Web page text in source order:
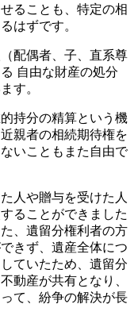
ることも、特定の相
はずです。
配偶者、子、直系尊
自由な財産の処分
す。
持分の精算という機
親者の相続期待権を
いこともまた自由で
人や贈与を受けた人
ることができました
、遺留分権利者の方
きず、遺産全体につ
ていたため、遺留分
動産が共有となり、
て、紛争の解決が長